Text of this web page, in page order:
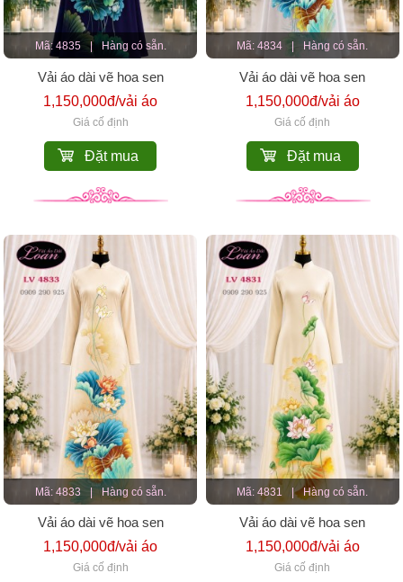
Mã: 4835 | Hàng có sẵn.
Vải áo dài vẽ hoa sen
1,150,000đ/vải áo
Giá cố định
Đặt mua
Mã: 4834 Hàng có sẵn.
Vải áo dài vẽ hoa sen
1,150,000đ/vải áo
Giá cố định
Đặt mua
Mã: 4833 | Hàng có sẵn.
Vải áo dài vẽ hoa sen
1,150,000đ/vải áo
Giá cố định
Mã: 4831 | Hàng có sẵn.
Vải áo dài vẽ hoa sen
1,150,000đ/vải áo
Giá cố định